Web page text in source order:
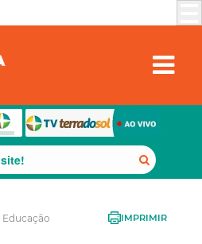
Educação IMPRIMIR